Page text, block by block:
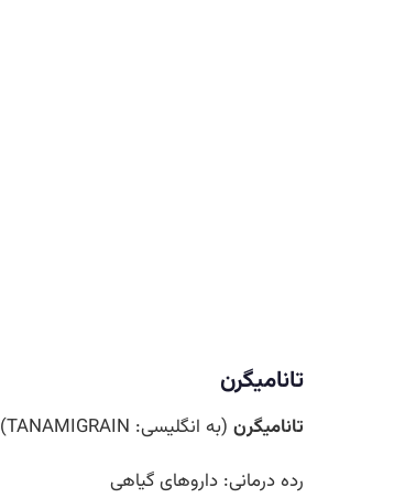
تانامیگرن
تانامیگرن (به انگلیسی: TANAMIGRAIN
)
رده درمانی: داروهای گیاهی